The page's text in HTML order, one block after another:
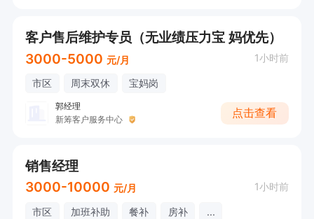
客户售后维护专员（无业绩压力宝 妈优先）
3000-5000 元/月 1小时前
市区 周末双休 宝妈岗
郭经理
新筹客户服务中心
点击查看
销售经理
3000-10000 元/月 1小时前
市区 加班补助 餐补 房补 ...